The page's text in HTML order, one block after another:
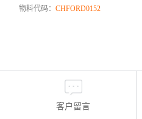
物料代码：CHFORD0152
客户留言